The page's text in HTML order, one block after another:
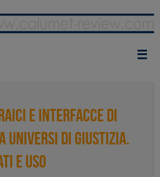
e interfacce di
universi di giustizia.
e uso